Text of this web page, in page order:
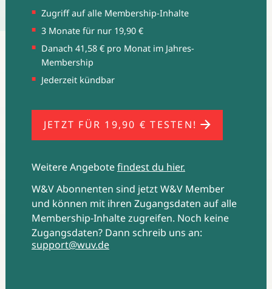
Die Grafik zeigt die Veränderungen bei den jährlichen
Ausgaben der deutschen Werbetreibenden in Prozent sowie
die jährlichen Gesamtausgaben in Milliarden Euro. Quelle:
Zugriff auf alle Membership-Inhalte
3 Monate für nur 19,90 €
Danach 41,58 € pro Monat im Jahres-
Membership
Jederzeit kündbar
JETZT FÜR 19,90 € TESTEN!
Weitere Angebotefindest du hier.
W&V Abonnenten sind jetzt W&V Member
und können mit ihren Zugangsdaten auf alle
Membership-Inhalte zugreifen. Noch keine
Zugangsdaten? Dann schreib uns an:
support@wuv.de